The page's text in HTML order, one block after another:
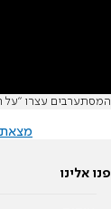
המסתערבים עצרו "על
פנו אלינו